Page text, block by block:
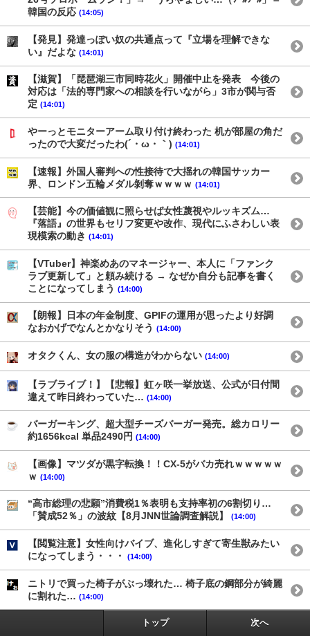
韓国の反応 (14:05)
【発見】発達っぽい奴の共通点って『立場を理解できな
い』だよな (14:01)
【滋賀】「琵琶湖三市同時花火」開催中止を発表 今後の
対応は「法的専門家への相談を行いながら」3市が関与否
定 (14:01)
やーっとモニターアーム取り付け終わった 机が部屋の角だ
ったので大変だったわ(´・ω・｀) (14:01)
【速報】外国人審判への性接待で大揺れの韓国サッカー
界、ロンドン五輪メダル剝奪ｗｗｗｗ (14:01)
【芸能】今の価値観に照らせば女性蔑視やルッキズム…
『落語』の世界もセリフ変更や改作、現代にふさわしい表
現模索の動き (14:01)
【VTuber】神楽めあのマネージャー、本人に「ファンク
ラブ更新して」と頼み続ける → なぜか自分も記事を書く
ことになってしまう (14:00)
【朗報】日本の年金制度、GPIFの運用が思ったより好調
なおかげでなんとかなりそう (14:00)
オタクくん、女の服の構造がわからない (14:00)
【ラブライブ！】【悲報】虹ヶ咲一挙放送、公式が日付間
違えて昨日終わっていた… (14:00)
バーガーキング、超大型チーズバーガー発売。総カロリー
約1656kcal 単品2490円 (14:00)
【画像】マツダが黒字転換！！CX-5がバカ売れｗｗｗｗｗ
ｗ (14:00)
“高市総理の悲願”消費税1％表明も支持率初の6割切り…
「賛成52％」の波紋【8月JNN世論調査解説】
(14:00)
【閲覧注意】女性向けバイブ、進化しすぎて寄生獣みたい
になってしまう・・・
(14:00)
ニトリで買った椅子がぶっ壊れた… 椅子底の鋼部分が綺麗
に割れた… (14:00)
トップ 次へ